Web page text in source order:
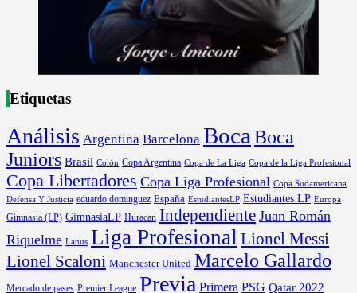
Etiquetas
Análisis Argentina Barcelona Boca Boca
Juniors Brasil Colón Copa Argentina Copa de La Liga Copa de la Liga Profesional
Copa Libertadores Copa Liga Profesional Copa Sudamericana
Defensa Y Justicia eduardo dominguez España EstudiantesLP Estudiantes LP Europa
Gimnasia (LP) GimnasiaLP Huracan Independiente Juan Román
Riquelme Lanus Liga Profesional Lionel Messi
Lionel Scaloni Manchester United Marcelo Gallardo
Mercado de pases Premier League Previa Primera PSG Qatar 2022